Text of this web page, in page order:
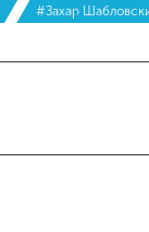
#Захар